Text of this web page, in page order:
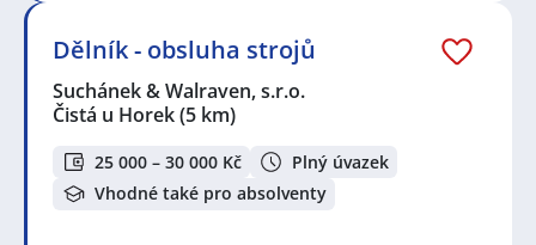
Dělník - obsluha strojů
Suchánek & Walraven, s.r.o.
Čistá u Horek(5 km)
25 000 – 30 000 Kč
Plný úvazek
Vhodné také pro absolventy